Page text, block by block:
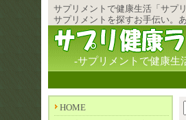
サプリメント で健康生活「サプ
サプリメントを探すお手伝い。
-サプリメントで健康生
HOME